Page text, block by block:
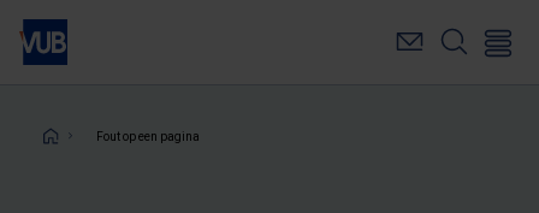
Overslaan
naar
inhoudKruimelpad
Fout op een pagina